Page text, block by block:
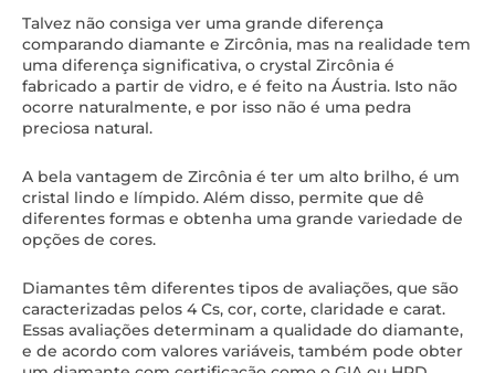
Talvez não consiga ver uma grande diferença
comparando diamante e Zircônia, mas na realidade tem
uma diferença significativa, o crystal Zircônia é
fabricado a partir de vidro, e é feito na Áustria. Isto não
ocorre naturalmente, e por isso não é uma pedra
preciosa natural.
A bela vantagem de Zircônia é ter um alto brilho, é um
cristal lindo e límpido. Além disso, permite que dê
diferentes formas e obtenha uma grande variedade de
opções de cores.
Diamantes têm diferentes tipos de avaliações, que são
caracterizadas pelos 4 Cs, cor, corte, claridade e carat.
Essas avaliações determinam a qualidade do diamante,
e de acordo com valores variáveis, também pode obter